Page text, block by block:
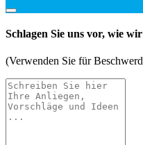
Schlagen Sie uns vor, wie
(Verwenden Sie für